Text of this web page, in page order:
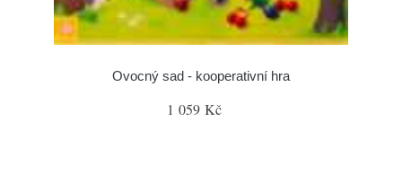
Ovocný sad - kooperativní hra
1 059 Kč